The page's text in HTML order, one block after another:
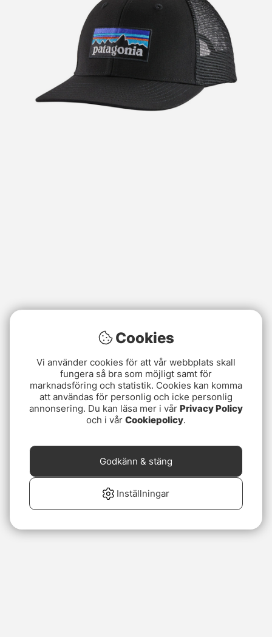
Cookies
Vi använder cookies för att vår webbplats skall
fungera så bra som möjligt samt för
marknadsföring och statistik. Cookies kan komma
att användas för personlig och icke personlig
annonsering. Du kan läsa mer i vår Privacy Policy
och i vår Cookiepolicy.
Inställningar
Godkänn & stäng